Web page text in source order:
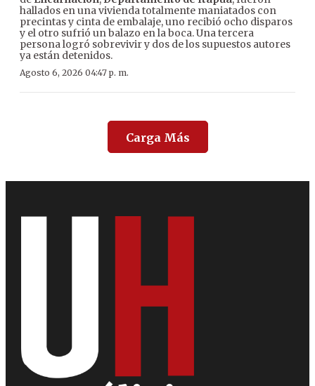
hallados en una vivienda totalmente maniatados con
precintas y cinta de embalaje, uno recibió ocho disparos
y el otro sufrió un balazo en la boca. Una tercera
persona logró sobrevivir y dos de los supuestos autores
ya están detenidos.
Agosto 6, 2026 04:47 p. m.
Carga Más